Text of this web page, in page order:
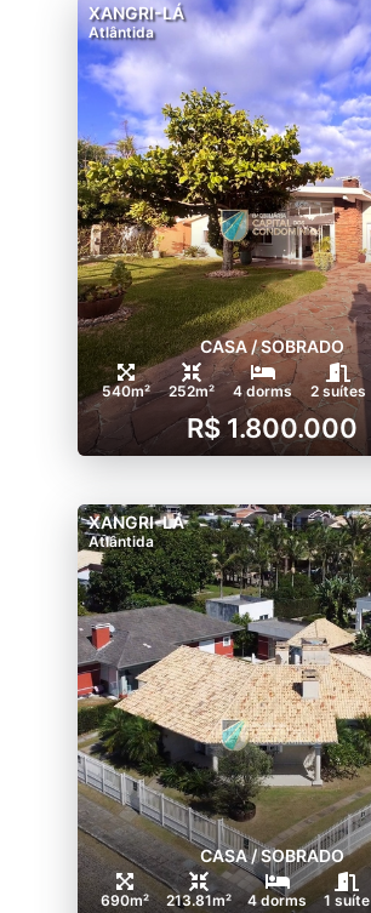
XANGRI-LÁ
Atlântida
CASA / SOBRADO
540m² 252m² 4 dorms 2 suítes
R$ 1.800.000
XANGRI-LÁ
Atlântida
CASA / SOBRADO
690m² 213.81m² 4 dorms 1 suíte